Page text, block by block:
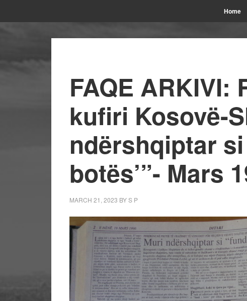
Home
FAQE ARKIVI:
kufiri Kosovë-
ndërshqiptar si
botës’”- Mars
MARCH 21, 2023 BYS P